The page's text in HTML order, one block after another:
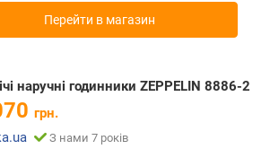
Перейти в магазин
наручні годинники ZEPPELIN 8886-2
грн.
З нами 7 років